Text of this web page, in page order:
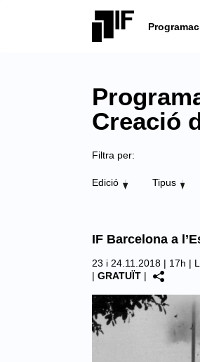
Creació
Filtra per:
Edició Tipus
IF Barcelona a
23 i 24.11.2018 | 17h |
| GRATUÏT |